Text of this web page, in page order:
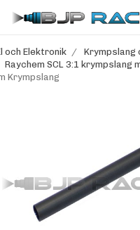
och Elektronik / Krympslang
Raychem SCL 3:1 krympslang
Krympslang